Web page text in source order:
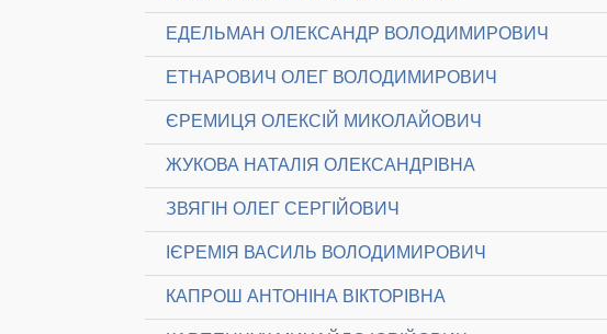
ЕДЕЛЬМАН ОЛЕКСАНДР ВОЛОДИМИРОВИЧ
ЕТНАРОВИЧ ОЛЕГ ВОЛОДИМИРОВИЧ
ЄРЕМИЦЯ ОЛЕКСІЙ МИКОЛАЙОВИЧ
ЖУКОВА НАТАЛІЯ ОЛЕКСАНДРІВНА
ЗВЯГІН ОЛЕГ СЕРГІЙОВИЧ
ІЄРЕМІЯ ВАСИЛЬ ВОЛОДИМИРОВИЧ
КАПРОШ АНТОНІНА ВІКТОРІВНА